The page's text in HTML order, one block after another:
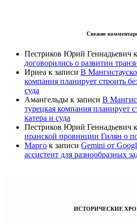
Свежие
Пестриков Юрий Геннадьевич
договорились о развитии
Ириеа к записи В
компания планирует строить
суда
Амангельды к записи В
турецкая компания планирует
катера и суда
Пестриков Юрий Геннадьевич
иранской провинции Гилян о
Марго к записи Gemini от
ассистент для разнообразных
ИСТОРИЧЕСКИЕ